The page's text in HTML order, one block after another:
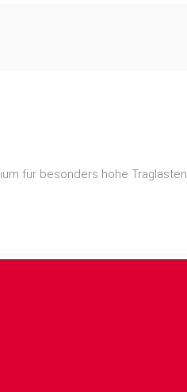
für besonders hohe Traglasten